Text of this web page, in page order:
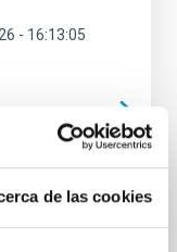
de las cookies
- 16:13:05